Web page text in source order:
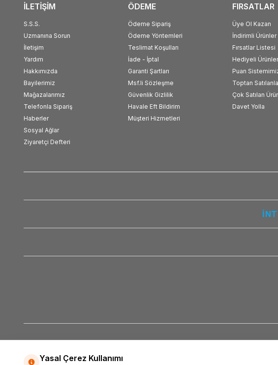
İLETİŞİM
S.S.S.
Uzmanına Sorun
İletişim
Yardım
Hakkımızda
Bayilerimiz
Mağazalarımız
Telefonla Sipariş
Haberler
Sosyal Ağlar
Ziyaretçi Defteri
ÖDEME
Ödeme Sipariş
Ödeme Yöntemleri
Teslimat Koşulları
İade - İptal
Garanti Şartları
Msf.li Sözleşme
Güvenlik Gizlilik
Havale Eft Bildirim
Müşteri Hizmetleri
FIRSATLAR
Üye Ol Kazan
İndirimli Ürünler
Fırsatlar Listesi
Hediyeli Ürünler
Puan
Toptan
Çok Satılan
Davet Yolla
Yasal Çerez Kullanımı